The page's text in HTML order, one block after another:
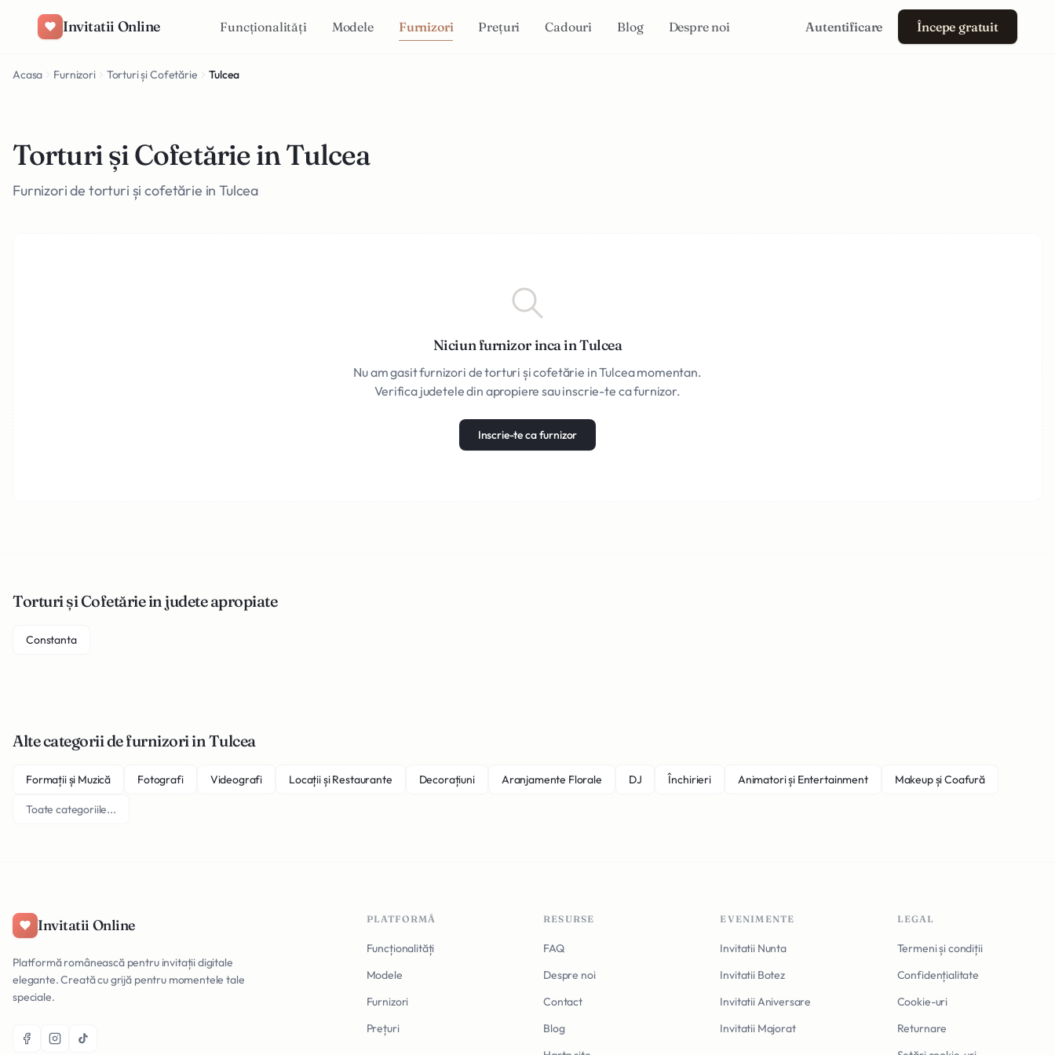
Invitatii Online Funcționalități Modele Furnizori Prețuri Cadouri Blog Despre noi Autentificare Începe gratuit
Acasa Furnizori Torturi și Cofetărie Tulcea
Torturi și Cofetărie in Tulcea
Furnizori de torturi și cofetărie in Tulcea
Niciun furnizor inca in Tulcea
Nu am gasit furnizori de torturi și cofetărie in Tulcea momentan.
Verifica judetele din apropiere sau inscrie-te ca furnizor.
Inscrie-te ca furnizor
Torturi și Cofetărie in judete apropiate
Constanta
Alte categorii de furnizori in Tulcea
Formații și Muzică Fotografi Videografi Locații și Restaurante Decorațiuni Aranjamente Florale DJ Închirieri Animatori și Entertainment Makeup și Coafură
Toate categoriile...
Invitatii Online
Platformă românească pentru invitații digitale
elegante. Creată cu grijă pentru momentele tale
speciale.
PLATFORMĂ
Funcționalități
Modele
Furnizori
Prețuri
RESURSE
FAQ
Despre noi
Contact
Blog
EVENIMENTE
Invitatii Nunta
Invitatii Botez
Invitatii Aniversare
Invitatii Majorat
LEGAL
Termeni și condiții
Confidențialitate
Cookie-uri
Returnare